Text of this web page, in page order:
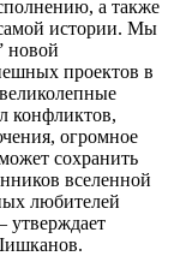
а также
истории. Мы
новой
проектов в
конфликтов,
огромное
сохранить
вселенной
любителей
утверждает